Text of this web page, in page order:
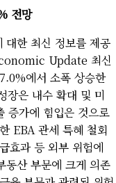
전망
대한 최신 정보를 제공
Update 최신
에서 소폭 상승한
장은 내수 확대 및 미
증가에 힘입은 것으로
EBA 관세 특혜 철회
효과 등 외부 위험에
동산 부문에 크게 의존